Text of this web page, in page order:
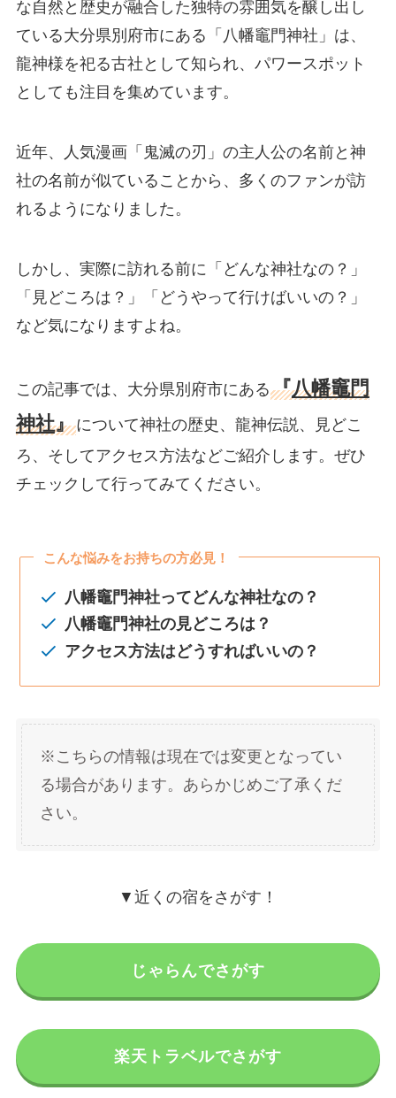
な自然と歴史が融合した独特の雰囲気を醸し出し
ている大分県別府市にある「八幡竈門神社」は、
龍神様を祀る古社として知られ、パワースポット
としても注目を集めています。
近年、人気漫画「鬼滅の刃」の主人公の名前と神
社の名前が似ていることから、多くのファンが訪
れるようになりました。
しかし、実際に訪れる前に「どんな神社なの？」
「見どころは？」「どうやって行けばいいの？」
など気になりますよね。
この記事では、大分県別府市にある『八幡竈門
神社』について神社の歴史、龍神伝説、見どこ
ろ、そしてアクセス方法などご紹介します。ぜひ
チェックして行ってみてください。
こんな悩みをお持ちの方必見！
八幡竈門神社ってどんな神社なの？
八幡竈門神社の見どころは？
アクセス方法はどうすればいいの？
※こちらの情報は現在では変更となってい
る場合があります。あらかじめご了承くだ
さい。
▼近くの宿をさがす！
じゃらんでさがす
楽天トラベルでさがす